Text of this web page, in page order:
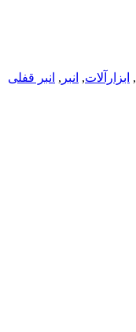
, ابزارآلات, انبر , انبر قفلی